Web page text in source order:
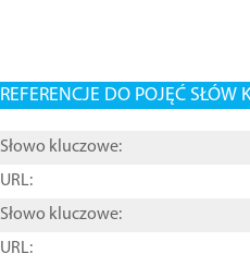
REFERENCJE DO POJĘĆ SŁÓW
Słowo kluczowe:
URL:
Słowo kluczowe:
URL: